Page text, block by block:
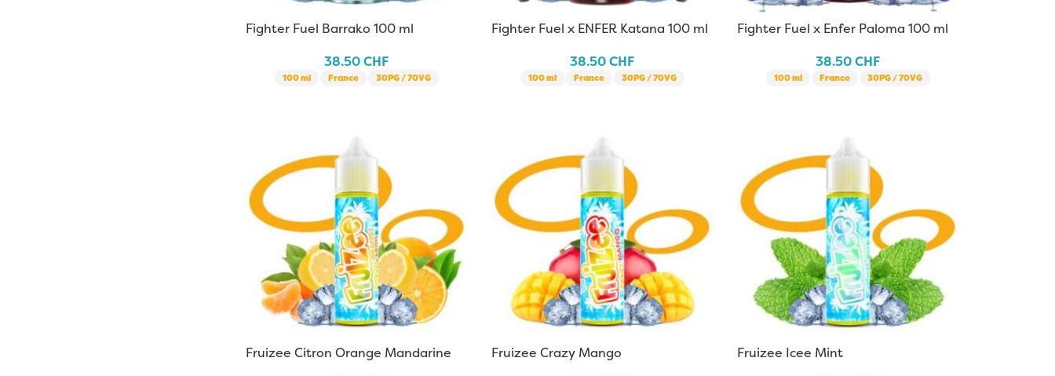
Fighter Fuel Barrako 100 ml
38.50CHF
100 ml France 30PG / 70VG
Fighter Fuel x ENFER Katana 100 ml
38.50CHF
100 ml France 30PG / 70VG
Fighter Fuel x Enfer Paloma 100 ml
38.50CHF
100 ml France 30PG / 70VG
Fruizee Citron Orange Mandarine
Fruizee Crazy Mango
Fruizee Icee Mint